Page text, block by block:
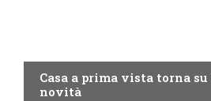
Casa a prima vista torna
novità